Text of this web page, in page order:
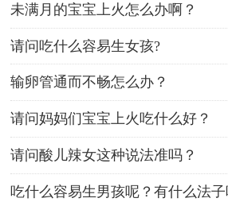
未满月的宝宝上火怎么办啊？
请问吃什么容易生女孩?
输卵管通而不畅怎么办？
请问妈妈们宝宝上火吃什么好？
请问酸儿辣女这种说法准吗？
吃什么容易生男孩呢？有什么法子